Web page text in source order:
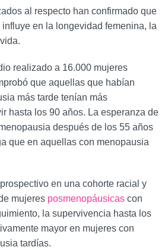
al respecto han confirmado que
influye en la longevidad femenina, la
realizado a 16.000 mujeres
que aquellas que habían
más tarde tenían más
hasta los 90 años. La esperanza de
después de los 55 años
que en aquellas con menopausia
en una cohorte racial y
mujeres posmenopáusicas con
la supervivencia hasta los
mayor en mujeres con
tardías.